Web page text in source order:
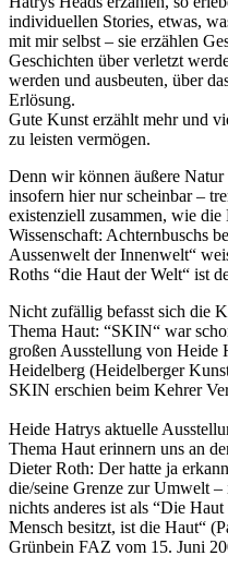
individuellen Stories, etwas,
mit mir selbst – sie erzählen
Geschichten über verletzt
werden und ausbeuten, über
Erlösung.
Gute Kunst erzählt mehr und
zu leisten vermögen.
Denn wir können äußere
insofern hier nur scheinbar –
existenziell zusammen, wie
Wissenschaft: Achternbuschs
Aussenwelt der Innenwelt“
Roths “die Haut der Welt“ ist
Nicht zufällig befasst sich die
Thema Haut: “SKIN“ war
großen Ausstellung von Heide
Heidelberg (Heidelberger
SKIN erschien beim Kehrer
Heide Hatrys aktuelle
Thema Haut erinnern uns an
Dieter Roth: Der hatte ja
die/seine Grenze zur Umwelt
nichts anderes ist als “Die
Mensch besitzt, ist die Haut“
Grünbein FAZ vom 15. Juni